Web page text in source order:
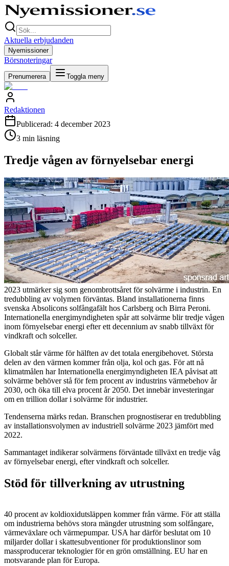
Aktuella erbjudanden
Nyemissioner
Börsnoteringar
Prenumerera Toggla meny
Redaktionen
Publicerad: 4 december 2023
3 min läsning
Tredje vågen av förnyelsebar energi
2023 utmärker sig som genombrottsåret för solvärme i industrin. En
tredubbling av volymen förväntas. Bland installationerna finns
svenska Absolicons solfångafält hos Carlsberg och Birra Peroni.
Internationella energimyndigheten spår att solvärme blir tredje vågen
inom förnyelsebar energi efter ett decennium av snabb tillväxt för
vindkraft och solceller.
Globalt står värme för hälften av det totala energibehovet. Största
delen av den värmen kommer från olja, kol och gas. För att nå
klimatmålen har Internationella energimyndigheten IEA påvisat att
solvärme behöver stå för fem procent av industrins värmebehov år
2030, och öka till elva procent år 2050. Det innebär investeringar
om en trillion dollar i solvärme för industrier.
Tendenserna märks redan. Branschen prognostiserar en tredubbling
av installationsvolymen av industriell solvärme 2023 jämfört med
2022.
Sammantaget indikerar solvärmens förväntade tillväxt en tredje våg
av förnyelsebar energi, efter vindkraft och solceller.
Stöd för tillverkning av utrustning
40 procent av koldioxidutsläppen kommer från värme. För att ställa
om industrierna behövs stora mängder utrustning som solfångare,
värmeväxlare och värmepumpar. USA har därför beslutat om 10
miljarder dollar i skattesubventioner för produktionslinor som
massproducerar teknologier för en grön omställning. EU har en
motsvarande plan för Europa.